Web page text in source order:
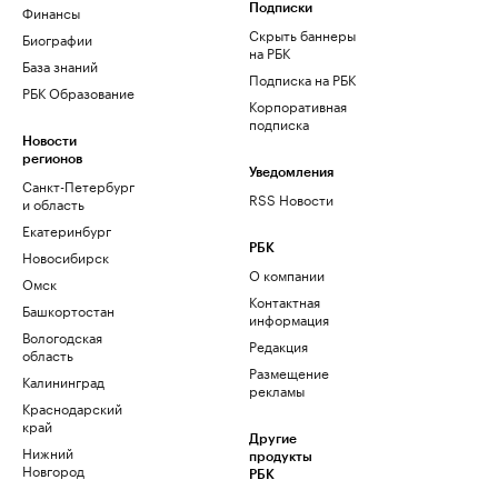
Финансы
Биографии
База знаний
РБК Образование
Новости
регионов
Санкт-Петербург
и область
Екатеринбург
Новосибирск
Омск
Башкортостан
Вологодская
область
Калининград
Краснодарский
край
Нижний
Новгород
Подписки
Скрыть баннеры
на РБК
Подписка на РБК
Корпоративная
подписка
Уведомления
RSS Новости
РБК
О компании
Контактная
информация
Редакция
Размещение
рекламы
Другие
продукты
РБК